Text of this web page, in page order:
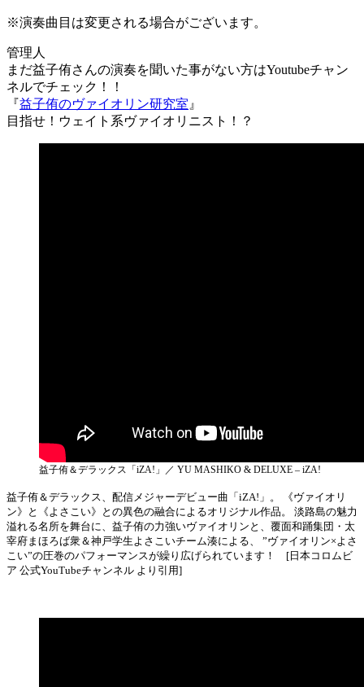
※演奏曲目は変更される場合がございます。
まだ益子侑さんの演奏を聞いた事がない方はYoutubeチャン
ネルでチェック！！
『益子侑のヴァイオリン研究室 』
目指せ！ウェイト系ヴァイオリニスト！？
益子侑＆デラックス「iZA!」／ YU MASHIKO & DELUXE – iZA!
益子侑＆デラックス、配信メジャーデビュー曲「iZA!」。 《ヴァイオリ
ン》と《よさこい》との異色の融合によるオリジナル作品。 淡路島の魅力
溢れる名所を舞台に、益子侑の力強いヴァイオリンと、覆面和踊集団・太
宰府まほろば衆＆神戸学生よさこいチーム湊による、 ”ヴァイオリン×よさ
こい”の圧巻のパフォーマンスが繰り広げられています！ [日本コロムビ
ア 公式YouTubeチャンネル より引用]